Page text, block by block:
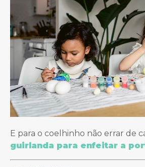
E para o coelhinho não errar de
guirlanda para enfeitar a